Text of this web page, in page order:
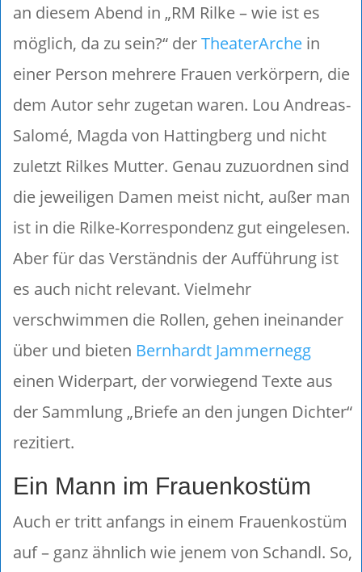
an diesem Abend in „RM Rilke – wie ist es
möglich, da zu sein?“ derTheaterArche in
einer Person mehrere Frauen verkörpern, die
dem Autor sehr zugetan waren. Lou Andreas-
Salomé, Magda von Hattingberg und nicht
zuletzt Rilkes Mutter. Genau zuzuordnen sind
die jeweiligen Damen meist nicht, außer man
ist in die Rilke-Korrespondenz gut eingelesen.
Aber für das Verständnis der Aufführung ist
es auch nicht relevant. Vielmehr
verschwimmen die Rollen, gehen ineinander
über und bieten Bernhardt Jammernegg
einen Widerpart, der vorwiegend Texte aus
der Sammlung „Briefe an den jungen Dichter“
rezitiert.
Ein Mann im Frauenkostüm
Auch er tritt anfangs in einem Frauenkostüm
auf – ganz ähnlich wie jenem von Schandl. So,